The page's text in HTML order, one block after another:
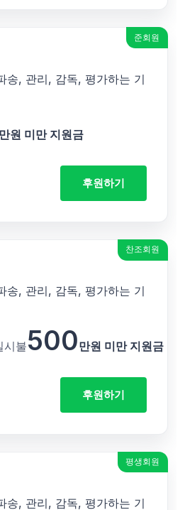
준회원
송, 관리, 감독, 평가하는 기
만원 미만 지원금
후원하기
찬조회원
송, 관리, 감독, 평가하는 기
시불500만원 미만 지원금
후원하기
평생회원
송, 관리, 감독, 평가하는 기